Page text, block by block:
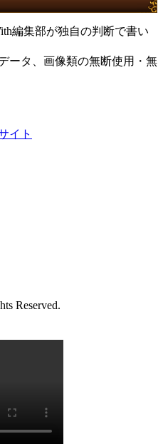
編集部が独自の判断で書い
ータ、画像類の無断使用・無
イト
Reserved.